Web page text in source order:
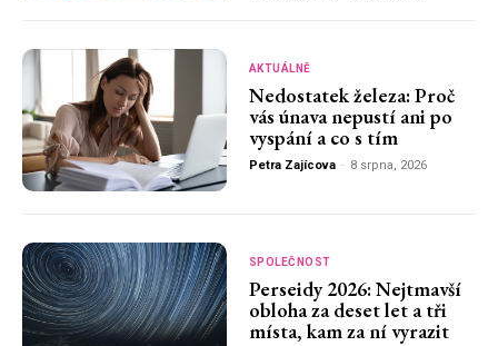
AKTUÁLNĚ
Nedostatek železa: Proč
vás únava nepustí ani po
vyspání a co s tím
Petra Zajícova - 8 srpna, 2026
SPOLEČNOST
Perseidy 2026: Nejtmavší
obloha za deset let a tři
místa, kam za ní vyrazit